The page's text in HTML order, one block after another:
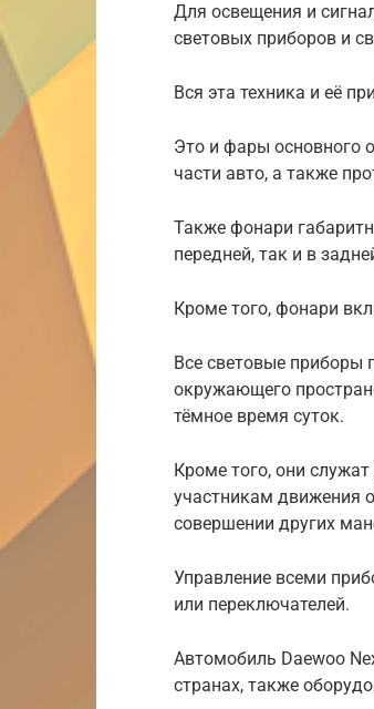
Для освещения и
световых приборов и
Вся эта техника и её
Это и фары основного
части авто, а также
Также фонари
передней, так и в
Кроме того, фонари
Все световые приборы
окружающего
тёмное время суток.
Кроме того, они
участникам движения
совершении других
Управление всеми
или переключателей.
Автомобиль Daewoo
странах, также